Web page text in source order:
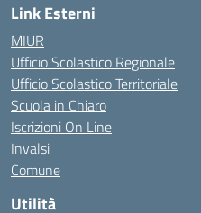
Link Esterni
MIUR
Ufficio Scolastico Regionale
Ufficio Scolastico Territoriale
Scuola in Chiaro
Iscrizioni On Line
Invalsi
Comune
Utilità